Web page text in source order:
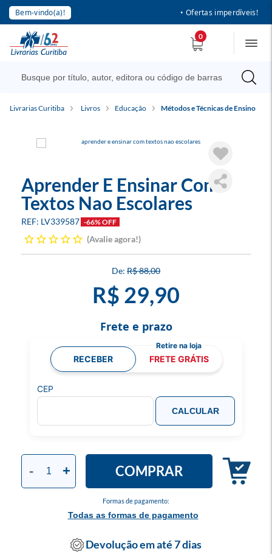
Bem-vindo(a)! • Ofertas imperdíveis!
0
Livrarias Curitiba Livros Educação Métodos e Técnicas de Ensino
Aprender E Ensinar Com
Textos Nao Escolares
LV339587 -66% OFF
Avalie agora!
R$ 88,00
R$ 29,90
Formas de pagamento:
Todas as formas de pagamento
- + COMPRAR
Frete e prazo
RECEBER FRETE GRÁTIS
CEP
CALCULAR
Devolução em até 7 dias